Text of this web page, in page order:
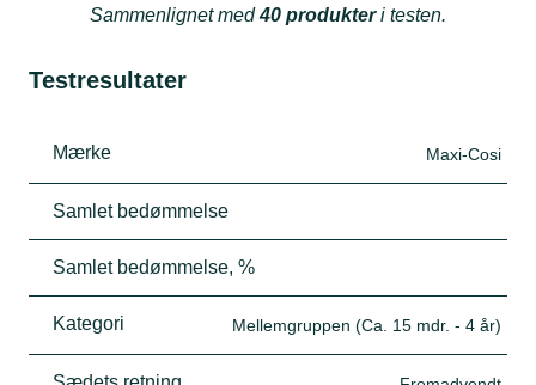
Sammenlignet med40 produkteri testen.
Testresultater
Mærke Maxi-Cosi
Samlet bedømmelse
Samlet bedømmelse, %
Kategori Mellemgruppen (Ca. 15 mdr. - 4 år)